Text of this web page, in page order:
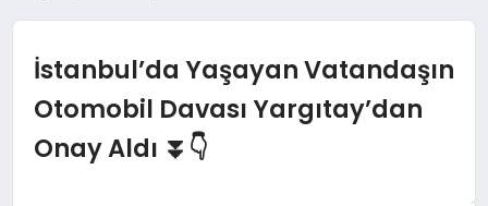
GÜNCEL
İstanbul’da Yaşayan Vatandaşın
Otomobil Davası Yargıtay’dan
Onay Aldı ⏬👇